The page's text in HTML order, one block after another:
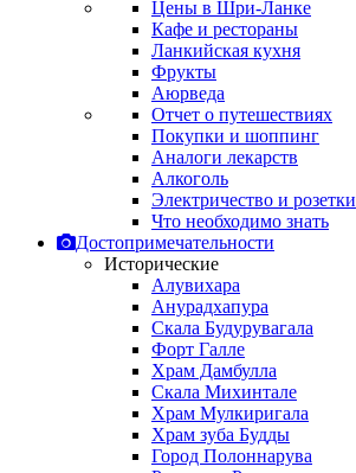
Цены в Шри-Ланке
Кафе и рестораны
Ланкийская кухня
Фрукты
Аюрведа
Отчет о путешествиях
Покупки и шоппинг
Аналоги лекарств
Алкоголь
Электричество и розетки
Что необходимо знать
Достопримечательности
Исторические
Алувихара
Анурадхапура
Скала Будурувагала
Форт Галле
Храм Дамбулла
Скала Михинтале
Храм Мулкиригала
Храм зуба Будды
Город Полоннарува